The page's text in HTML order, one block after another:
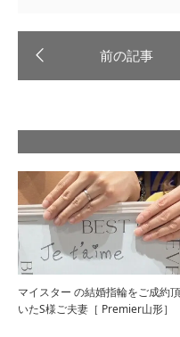
マイスター の結婚指輪をご成約頂
いたS様ご夫妻［ Premier山形］